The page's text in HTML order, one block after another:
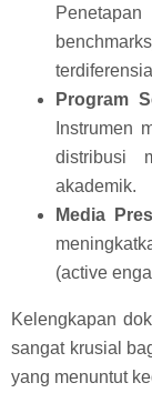
Program
Instrumen
distribusi
akademik.
Media
(active
Kelengkapan
sangat krusial
yang menuntut